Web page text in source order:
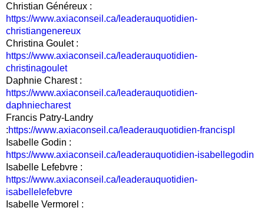
Christian Généreux :
https://www.axiaconseil.ca/leaderauquotidien-
christiangenereux
Christina Goulet :
https://www.axiaconseil.ca/leaderauquotidien-
christinagoulet
Daphnie Charest :
https://www.axiaconseil.ca/leaderauquotidien-
daphniecharest
Francis Patry-Landry
:https://www.axiaconseil.ca/leaderauquotidien-francispl
Isabelle Godin :
https://www.axiaconseil.ca/leaderauquotidien-isabellegodin
Isabelle Lefebvre :
https://www.axiaconseil.ca/leaderauquotidien-
isabellelefebvre
Isabelle Vermorel :